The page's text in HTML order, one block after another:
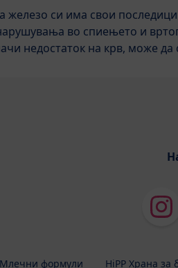
железо си има свои
во спиењето и
недостаток на крв, може да
Млечни формули HiPP Храна за